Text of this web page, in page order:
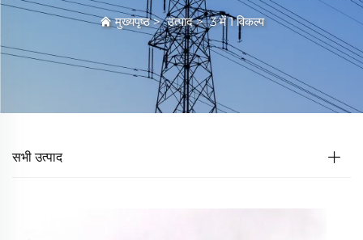
मुख्यपृष्ठ>उत्पाद>3 में 1 विकल्प
सभी उत्पाद